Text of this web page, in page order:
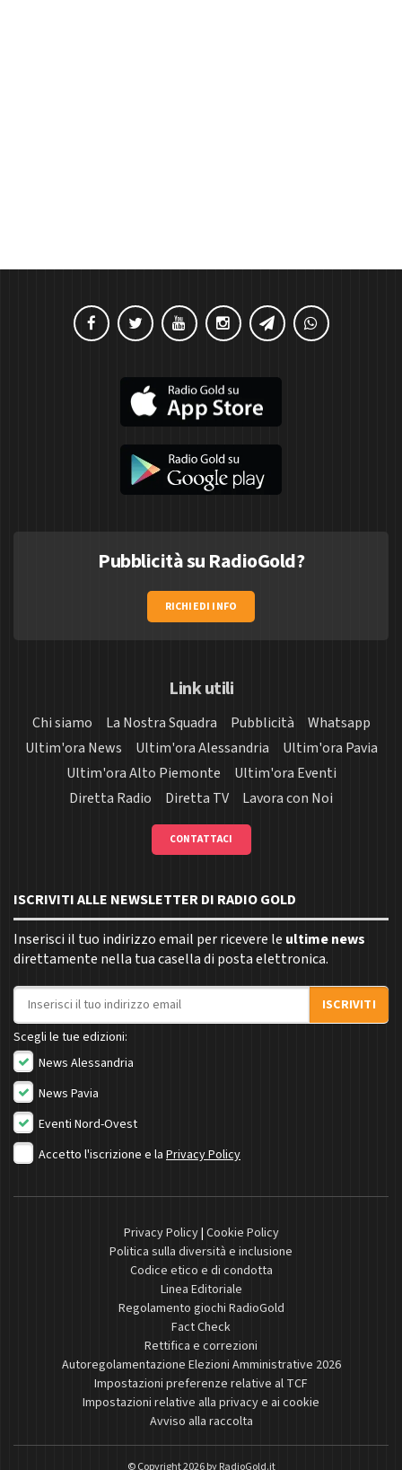
Pubblicità su RadioGold?
RICHIEDI INFO
Link utili
Chi siamo La Nostra Squadra Pubblicità
Whatsapp
Ultim'ora News
Ultim'ora Alessandria
Ultim'ora Pavia
Ultim'ora Alto Piemonte
Ultim'ora Eventi
Diretta Radio
Diretta TV Lavora con Noi
CONTATTACI
ISCRIVITI ALLE NEWSLETTER DI RADIO GOLD
Inserisci il tuo indirizzo email per ricevere le ultime news
direttamente nella tua casella di posta elettronica.
Indirizzo email
ISCRIVITI
Scegli le tue edizioni:
News Alessandria
News Pavia
Eventi Nord-Ovest
Accetto l'iscrizione e la Privacy Policy
Privacy Policy| Cookie Policy
Politica sulla diversità e inclusione
Codice etico e di condotta
Linea Editoriale
Regolamento giochi RadioGold
Fact Check
Rettifica e correzioni
Autoregolamentazione Elezioni Amministrative 2026
Impostazioni preferenze relative al TCF
Impostazioni relative alla privacy e ai cookie
Avviso alla raccolta
© Copyright 2026 byRadioGold.it